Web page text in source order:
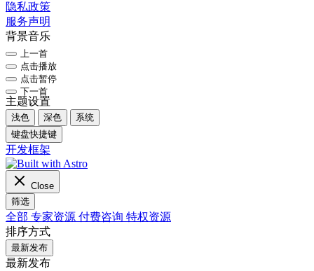
隐私政策
服务声明
背景音乐
上一首
点击播放
点击暂停
下一首
主题设置
浅色 深色
系统
键盘快捷键
开发框架
Close
筛选
全部 专家资源 付费咨询 特权资源
排序方式
最新发布
最新发布